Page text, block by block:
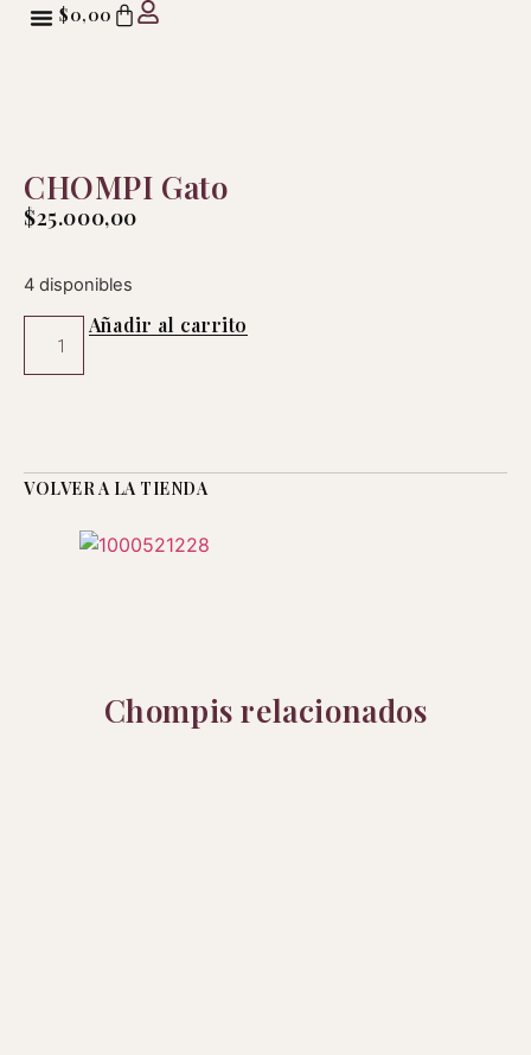
$0,00
CHOMPI Gato
$25.000,00
4 disponibles
Añadir al carrito
VOLVER A LA TIENDA
Chompis relacionados